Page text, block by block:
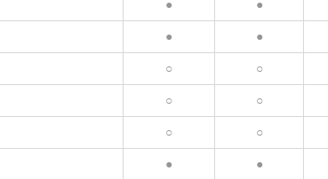
● ●
● ●
○ ○
○ ○
○ ○
● ●